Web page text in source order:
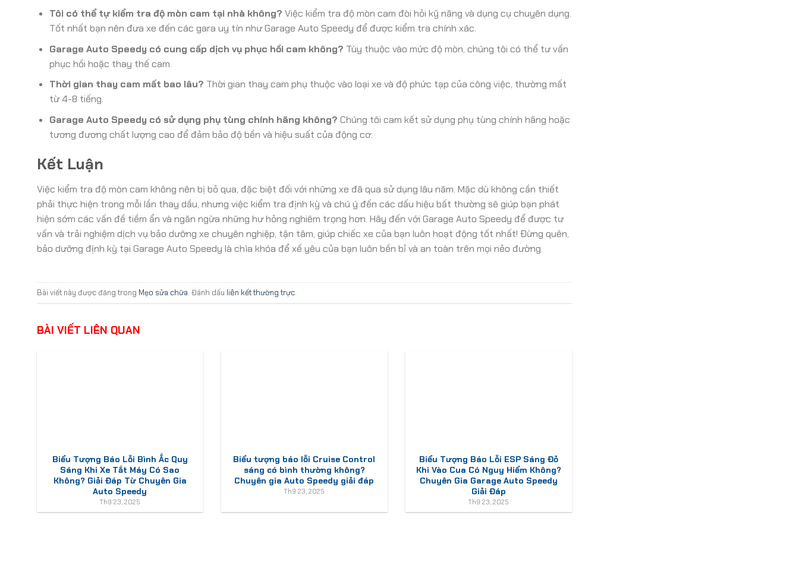
Tôi có thể tự kiểm tra độ mòn cam tại nhà không? Việc kiểm tra độ mòn cam đòi hỏi kỹ năng và dụng cụ chuyên dụng.
Tốt nhất bạn nên đưa xe đến các gara uy tín như Garage Auto Speedy để được kiểm tra chính xác.
Garage Auto Speedy có cung cấp dịch vụ phục hồi cam không? Tùy thuộc vào mức độ mòn, chúng tôi có thể tư vấn
phục hồi hoặc thay thế cam.
Thời gian thay cam mất bao lâu? Thời gian thay cam phụ thuộc vào loại xe và độ phức tạp của công việc, thường mất
từ 4-8 tiếng.
Garage Auto Speedy có sử dụng phụ tùng chính hãng không? Chúng tôi cam kết sử dụng phụ tùng chính hãng hoặc
tương đương chất lượng cao để đảm bảo độ bền và hiệu suất của động cơ.
Kết Luận
Việc kiểm tra độ mòn cam không nên bị bỏ qua, đặc biệt đối với những xe đã qua sử dụng lâu năm. Mặc dù không cần thiết
phải thực hiện trong mỗi lần thay dầu, nhưng việc kiểm tra định kỳ và chú ý đến các dấu hiệu bất thường sẽ giúp bạn phát
hiện sớm các vấn đề tiềm ẩn và ngăn ngừa những hư hỏng nghiêm trọng hơn. Hãy đến với Garage Auto Speedy để được tư
vấn và trải nghiệm dịch vụ bảo dưỡng xe chuyên nghiệp, tận tâm, giúp chiếc xe của bạn luôn hoạt động tốt nhất! Đừng quên,
bảo dưỡng định kỳ tại Garage Auto Speedy là chìa khóa để xế yêu của bạn luôn bền bỉ và an toàn trên mọi nẻo đường.
Bài viết này được đăng trong Mẹo sửa chữa. Đánh dấu liên kết thường trực.
BÀI VIẾT LIÊN QUAN
Biểu Tượng Báo Lỗi Bình Ắc Quy
Sáng Khi Xe Tắt Máy Có Sao
Không? Giải Đáp Từ Chuyên Gia
Auto Speedy
Th9 23, 2025
Biểu tượng báo lỗi Cruise Control
sáng có bình thường không?
Chuyên gia Auto Speedy giải đáp
Th9 23, 2025
Biểu Tượng Báo Lỗi ESP Sáng Đỏ
Khi Vào Cua Có Nguy Hiểm Không?
Chuyên Gia Garage Auto Speedy
Giải Đáp
Th9 23, 2025